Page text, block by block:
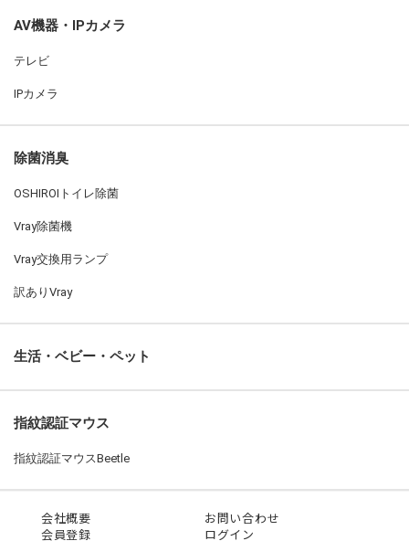
AV機器・IPカメラ
テレビ
IPカメラ
除菌消臭
OSHIROIトイレ除菌
Vray除菌機
Vray交換用ランプ
訳ありVray
生活・ベビー・ペット
指紋認証マウス
指紋認証マウスBeetle
会社概要
お問い合わせ
会員登録
ログイン